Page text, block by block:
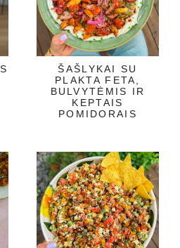
ŠAŠLYKAI SU
PLAKTA FETA,
BULVYTĖMIS IR
KEPTAIS
POMIDORAIS